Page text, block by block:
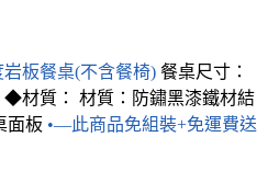
板餐桌(不含餐椅) 餐桌尺寸：
◆材質： 材質：防鏽黑漆鐵材結
面板 •—此商品免組裝+免運費送